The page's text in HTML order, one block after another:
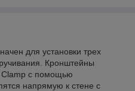
для установки трех
Кронштейны
Clamp с помощью
напрямую к стене с